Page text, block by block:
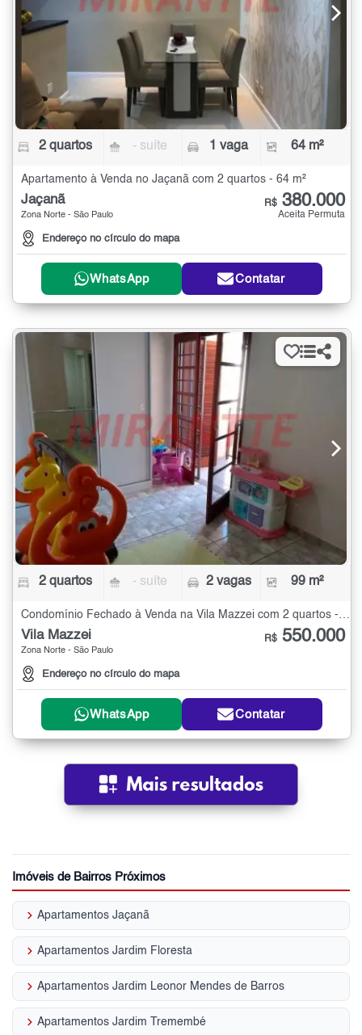
2 quartos - suíte 1 vaga 64 m²
Apartamento à Venda no Jaçanã com 2 quartos - 64 m²
Jaçanã
Zona Norte - São Paulo
Endereço no círculo do mapa
R$ 380.000
Aceita Permuta
WhatsApp Contatar
2 quartos - suíte 2 vagas 99 m²
Condomínio Fechado à Venda na Vila Mazzei com 2 quartos - 99 m²
Vila Mazzei
Zona Norte - São Paulo
Endereço no círculo do mapa
R$ 550.000
WhatsApp Contatar
Imóveis de Bairros Próximos
keyboard_arrow_right Apartamentos Jaçanã
keyboard_arrow_right Apartamentos Jardim Floresta
keyboard_arrow_right Apartamentos Jardim Leonor Mendes de Barros
keyboard_arrow_right Apartamentos Jardim Tremembé